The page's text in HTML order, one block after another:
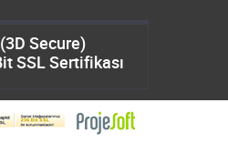
(3D Secure)
SSL Sertifikası